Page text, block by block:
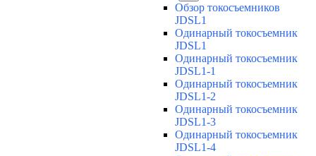
Обзор токосъемников
JDSL1
Одинарный токосъемник
JDSL1
Одинарный токосъемник
JDSL1-1
Одинарный токосъемник
JDSL1-2
Одинарный токосъемник
JDSL1-3
Одинарный токосъемник
JDSL1-4